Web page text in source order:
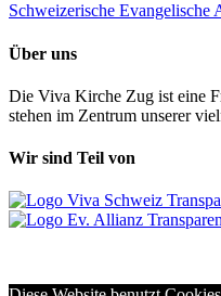
Schweizerische Evangelische
Über uns
Die Viva Kirche Zug ist eine
stehen im Zentrum unserer
Wir sind Teil von